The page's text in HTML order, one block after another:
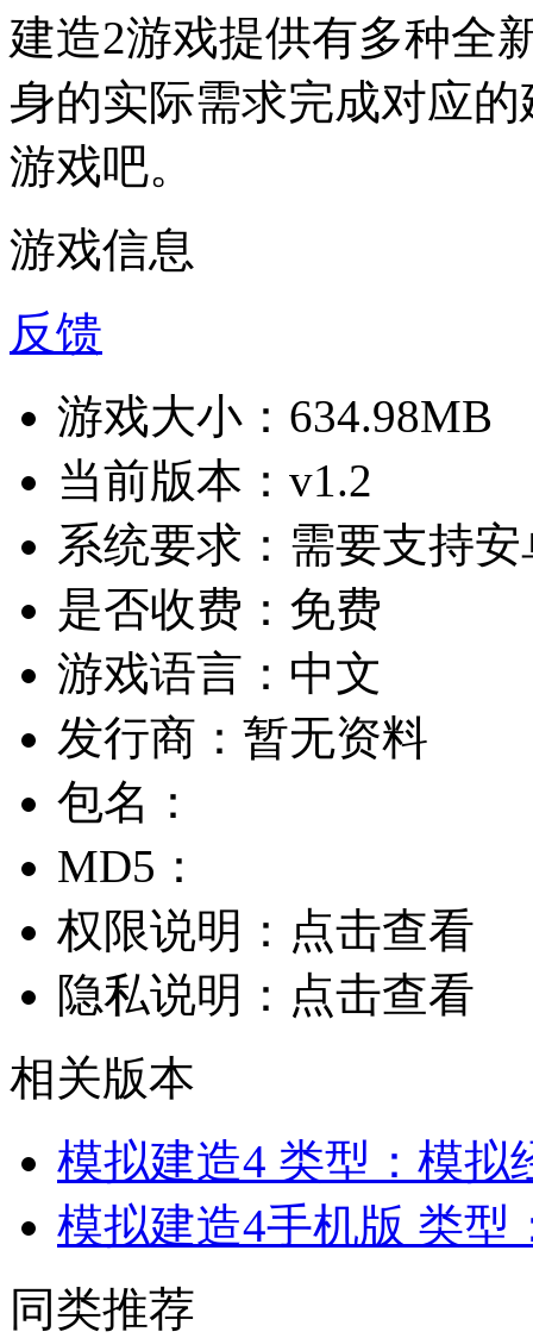
建造2游戏提供有多种全
身的实际需求完成对应
游戏吧。
游戏信息
反馈
游戏大小： 634.98MB
当前版本： v1.2
系统要求： 需要支持
是否收费： 免费
游戏语言： 中文
发行商： 暂无资料
包名：
MD5：
权限说明： 点击查看
隐私说明： 点击查看
相关版本
模拟建造4 类型：模拟
模拟建造4手机版 类型
同类推荐